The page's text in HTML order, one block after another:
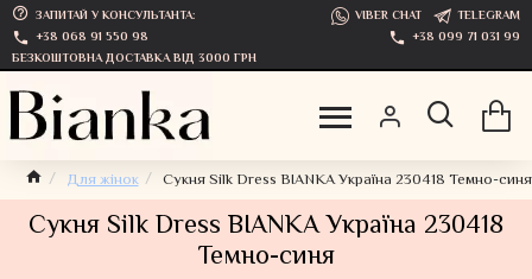
ЗАПИТАЙ У КОНСУЛЬТАНТА: VIBER CHAT
TELEGRAM
+38 068 91 550 98
+38 099 71 031 99
БЕЗКОШТОВНА ДОСТАВКА ВІД 3000 ГРН
Для жінок Сукня Silk Dress BIANKA Україна 230418 Темно-синя
Сукня Silk Dress BIANKA Україна 230418
Темно-синя